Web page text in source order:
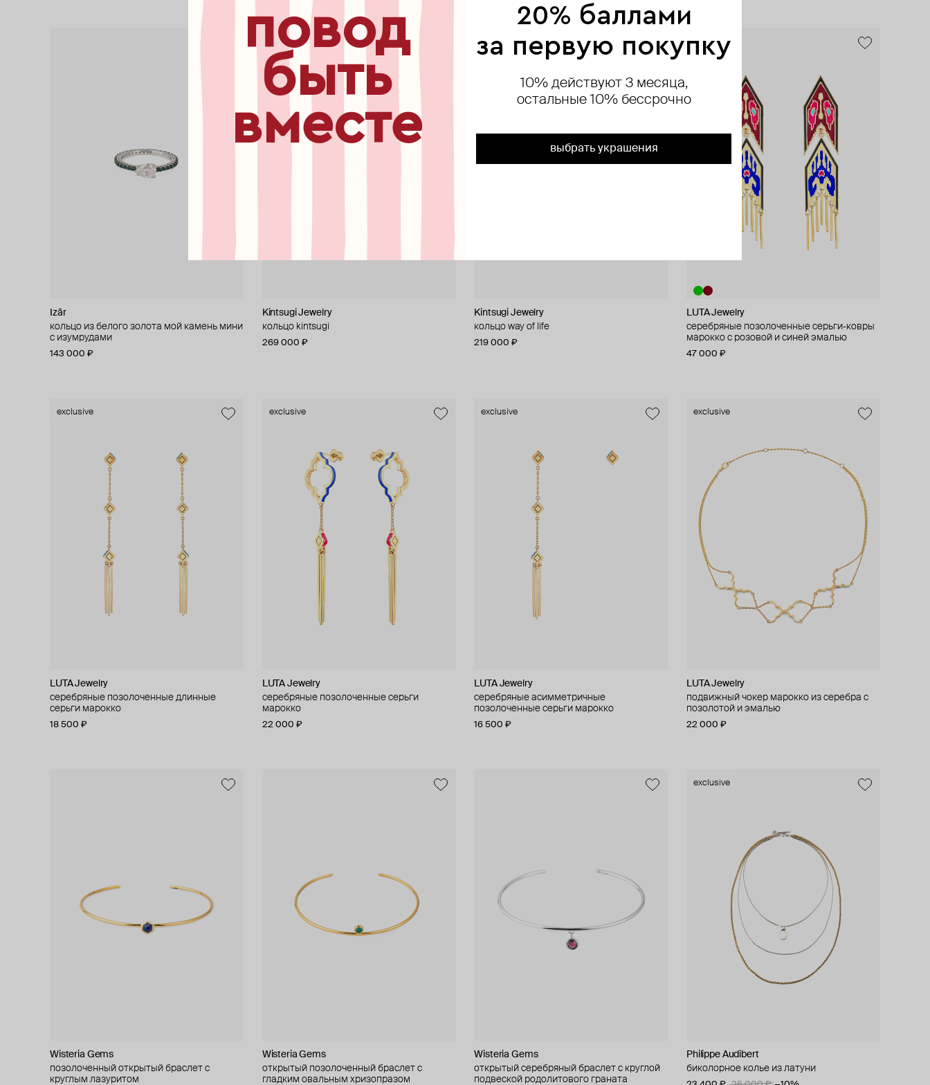
Izār
кольцо из белого золота мой камень мини
с изумрудами
143 000 ₽
Kintsugi Jewelry
кольцо kintsugi
269 000 ₽
Kintsugi Jewelry
кольцо way of life
219 000 ₽
exclusive
LUTA Jewelry
серебряные позолоченные серьги-ковры
марокко с розовой и синей эмалью
47 000 ₽
exclusive
LUTA Jewelry
серебряные позолоченные длинные
серьги марокко
18 500 ₽
exclusive
LUTA Jewelry
серебряные позолоченные серьги
марокко
22 000 ₽
exclusive
LUTA Jewelry
серебряные асимметричные
позолоченные серьги марокко
16 500 ₽
exclusive
LUTA Jewelry
подвижный чокер марокко из серебра с
позолотой и эмалью
22 000 ₽
Wisteria Gems
позолоченный открытый браслет с
круглым лазуритом
Wisteria Gems
открытый позолоченный браслет с
гладким овальным хризопразом
Wisteria Gems
открытый серебряный браслет с круглой
подвеской родолитового граната
exclusive
Philippe Audibert
биколорное колье из латуни
повод
быть
вместе
20% баллами
за первую покупку
10% действуют 3 месяца,
остальные 10% бессрочно
выбрать украшения